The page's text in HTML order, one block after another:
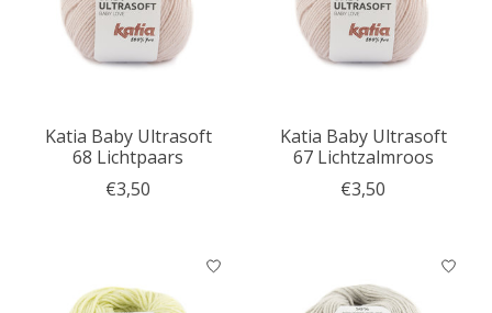
Katia Baby Ultrasoft
68 Lichtpaars
€3,50
Katia Baby Ultrasoft
67 Lichtzalmroos
€3,50